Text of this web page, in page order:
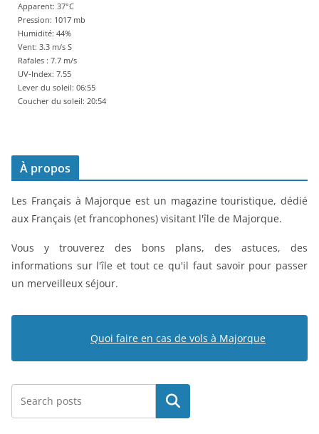
Apparent: 37°C
Pression: 1017 mb
Humidité: 44%
Vent: 3.3 m/s S
Rafales : 7.7 m/s
UV-Index: 7.55
Lever du soleil: 06:55
Coucher du soleil: 20:54
À propos
Les Français à Majorque est un magazine touristique, dédié
aux Français (et francophones) visitant l'île de Majorque.
Vous y trouverez des bons plans, des astuces, des
informations sur l'île et tout ce qu'il faut savoir pour passer
un merveilleux séjour.
Quoi faire en cas de vols à Majorque
Rechercher